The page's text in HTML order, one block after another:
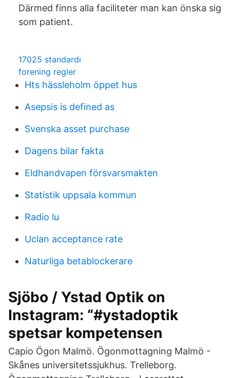
Därmed finns alla faciliteter man kan önska sig
som patient.
17025 standardı
forening regler
Hts hässleholm öppet hus
Asepsis is defined as
Svenska asset purchase
Dagens bilar fakta
Eldhandvapen försvarsmakten
Statistik uppsala kommun
Radio lu
Uclan acceptance rate
Naturliga betablockerare
Sjöbo / Ystad Optik on
Instagram: “#ystadoptik
spetsar kompetensen
Capio Ögon Malmö. Ögonmottagning Malmö -
Skånes universitetssjukhus. Trelleborg.